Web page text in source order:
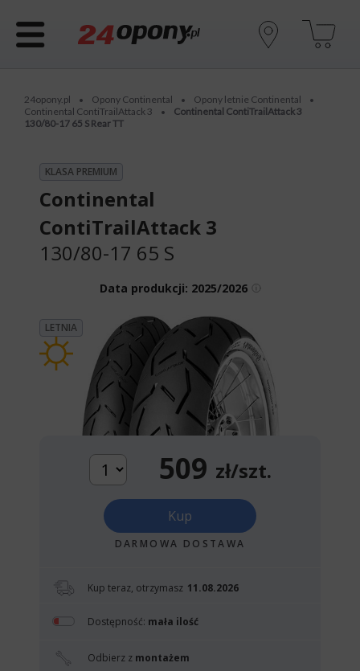
24opony.pl • Opony Continental • Opony letnie Continental •
Continental ContiTrailAttack 3 •
Continental ContiTrailAttack 3
130/80-17 65 S Rear TT
KLASA PREMIUM
Continental
ContiTrailAttack 3
130/80-17 65 S
Data produkcji: 2025/2026
LETNIA
509 zł/szt.
Kup
DARMOWA DOSTAWA
Kup teraz, otrzymasz 11.08.2026
Dostępność: mała ilość
Odbierz z montażem